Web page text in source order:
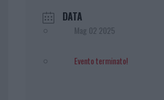
DATA
Mag 02 2025
Evento terminato!